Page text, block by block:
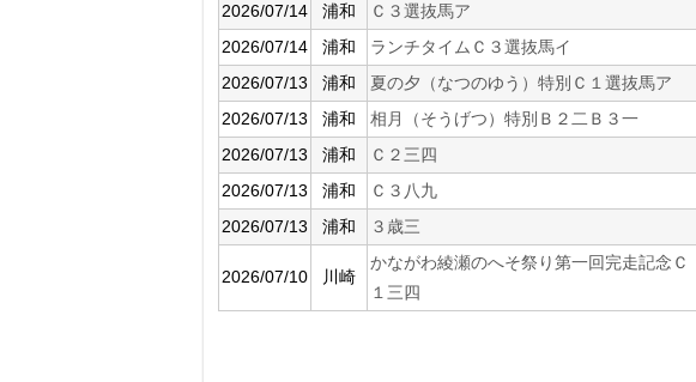
2026/07/14
浦和 Ｃ３選抜馬ア
2026/07/14
浦和 ランチタイムＣ３選抜馬イ
2026/07/13
浦和 夏の夕（なつのゆう）特別Ｃ１選抜馬ア
2026/07/13
浦和 相月（そうげつ）特別Ｂ２二Ｂ３一
2026/07/13
浦和 Ｃ２三四
2026/07/13
浦和 Ｃ３八九
2026/07/13
浦和 ３歳三
2026/07/10 川崎
かながわ綾瀬のへそ祭り第一回完走記念Ｃ
１三四